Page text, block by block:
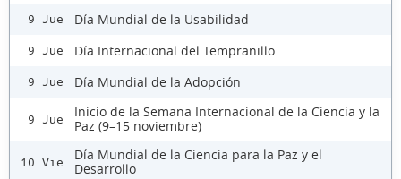
9 Jue Día Mundial de la Usabilidad
9 Jue Día Internacional del Tempranillo
9 Jue Día Mundial de la Adopción
9 Jue
Inicio de la Semana Internacional de la Ciencia y la
Paz (9–15 noviembre)
10 Vie
Día Mundial de la Ciencia para la Paz y el
Desarrollo